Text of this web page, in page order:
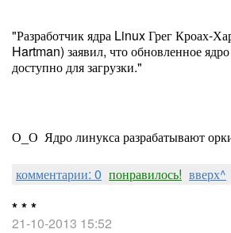
"Разработчик ядра Linux Грег Кроах-
Hartman) заявил, что обновленное
доступно для загрузки."
О_О Ядро линукса разрабатывают
комментарии: 0 понравилось! вверх^
* * *
21-10-2013 15:52